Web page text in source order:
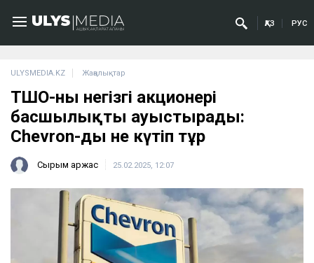
ҚАЗ РУС
ULYSMEDIA.KZ Жаңалықтар
ТШО-ның негізгі акционері
басшылықты ауыстырады:
Chevron-ды не күтіп тұр
Сырым Қаржас 25.02.2025, 12:07